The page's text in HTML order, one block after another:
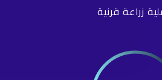
زراعة قرنية